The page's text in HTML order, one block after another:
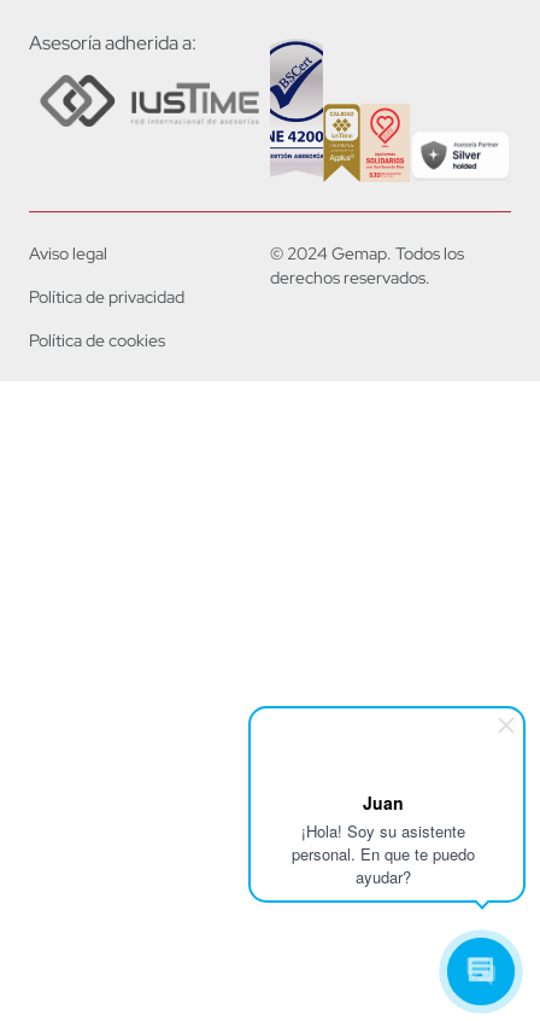
Juan
¡Hola! Soy su asistente
personal. En que te puedo
ayudar?
Asesoría adherida a:
© 2024 Gemap. Todos los
derechos reservados.
Aviso legal
Política de privacidad
Política de cookies